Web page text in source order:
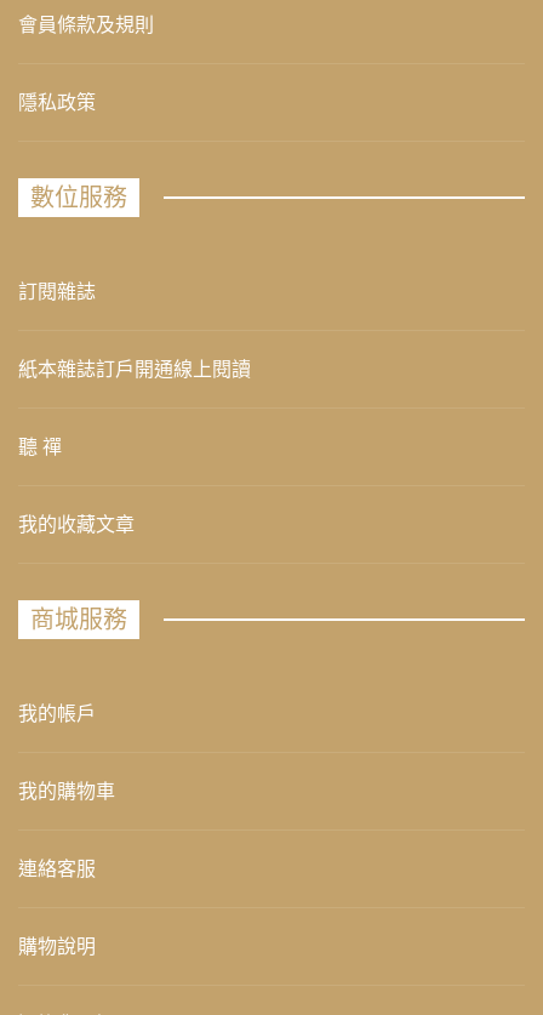
會員條款及規則
隱私政策
數位服務
訂閱雜誌
紙本雜誌訂戶開通線上閱讀
聽 禪
我的收藏文章
商城服務
我的帳戶
我的購物車
連絡客服
購物說明